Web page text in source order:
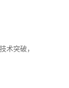
术突破，